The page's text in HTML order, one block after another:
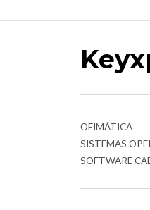
OFIMÁTICA
SISTEMAS
SOFTWARE